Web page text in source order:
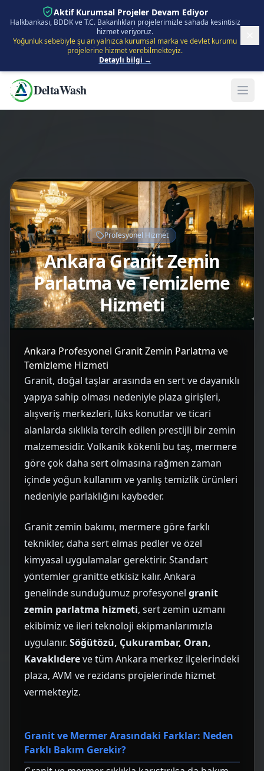
İçeriğe Atla Aktif Kurumsal Projeler Devam Ediyor
Halkbankası, BDDK ve T.C. Bakanlıkları projelerimizle sahada kesintisiz
hizmet veriyoruz.
Yoğunluk sebebiyle şu an yalnızca kurumsal marka ve devlet kurumu
projelerine hizmet verebilmekteyiz.
Detaylı bilgi →
DeltaWash
Profesyonel Hizmet
Ankara Granit Zemin
Parlatma ve Temizleme
Hizmeti
Ankara Profesyonel Granit Zemin Parlatma ve
Temizleme Hizmeti
Granit, doğal taşlar arasında en sert ve dayanıklı
yapıya sahip olması nedeniyle plaza girişleri,
alışveriş merkezleri, lüks konutlar ve ticari
alanlarda sıklıkla tercih edilen prestijli bir zemin
malzemesidir. Volkanik kökenli bu taş, mermere
göre çok daha sert olmasına rağmen zaman
içinde yoğun kullanım ve yanlış temizlik ürünleri
nedeniyle parlaklığını kaybeder.
Granit zemin bakımı, mermere göre farklı
teknikler, daha sert elmas pedler ve özel
kimyasal uygulamalar gerektirir. Standart
yöntemler granitte etkisiz kalır. Ankara
genelinde sunduğumuz profesyonel granit
zemin parlatma hizmeti, sert zemin uzmanı
ekibimiz ve ileri teknoloji ekipmanlarımızla
uygulanır. Söğütözü, Çukurambar, Oran,
Kavaklıdereve tüm Ankara merkez ilçelerindeki
plaza, AVM ve rezidans projelerinde hizmet
vermekteyiz.
Granit ve Mermer Arasındaki Farklar: Neden
Farklı Bakım Gerekir?